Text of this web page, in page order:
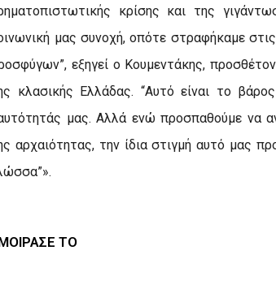
κρίσης και της
μας συνοχή, οπότε στραφήκαμε
εξηγεί ο Κουμεντάκης,
κλασικής Ελλάδας. “Αυτό είναι το
μας. Αλλά ενώ προσπαθούμε να
αρχαιότητας, την ίδια στιγμή αυτό μας
ΤΟ